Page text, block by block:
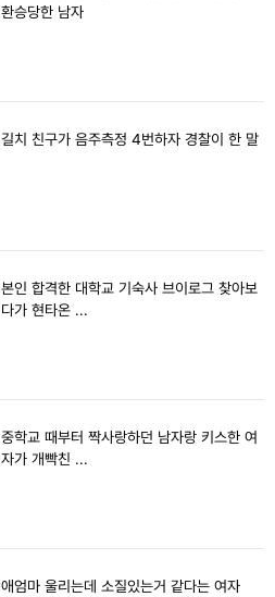
환승당한 남자
길치 친구가 음주측정 4번하자 경찰이 한 말
본인 합격한 대학교 기숙사 브이로그 찾아보
다가 현타온 ...
중학교 때부터 짝사랑하던 남자랑 키스한 여
자가 개빡친 ...
애엄마 울리는데 소질있는거 같다는 여자